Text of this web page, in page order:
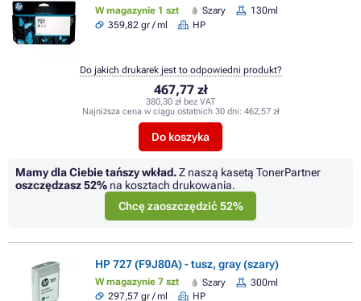
W magazynie 1 szt Szary
130ml
359,82 gr / ml
HP
467,77 zł
380,30 zł bez VAT
Najniższa cena w ciągu ostatnich 30 dni: 462,57 zł
Do koszyka
Do jakich drukarek jest to odpowiedni produkt?
Mamy dla Ciebie tańszy wkład.Z naszą kasetą TonerPartner
oszczędzasz52% na kosztach drukowania.
Chcę zaoszczędzić 52%
HP 727 (F9J80A) - tusz, gray (szary)
W magazynie 7 szt Szary
300ml
297,57 gr / ml
HP